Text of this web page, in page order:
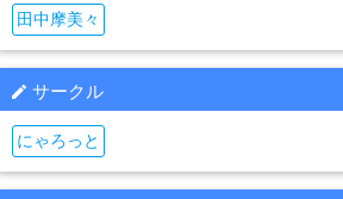
田中摩美々
サークル
にゃろっと